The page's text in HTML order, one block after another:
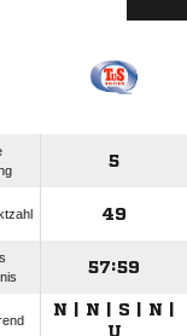
5
49
57:59
N | N | S | N |
U